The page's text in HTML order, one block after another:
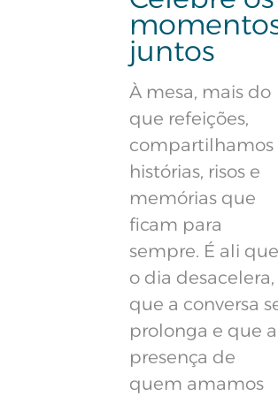
juntos
À mesa, mais do
que refeições,
compartilhamos
histórias, risos e
memórias que
ficam para
sempre. É ali que
o dia desacelera,
que a conversa
prolonga e que a
presença de
quem amamos